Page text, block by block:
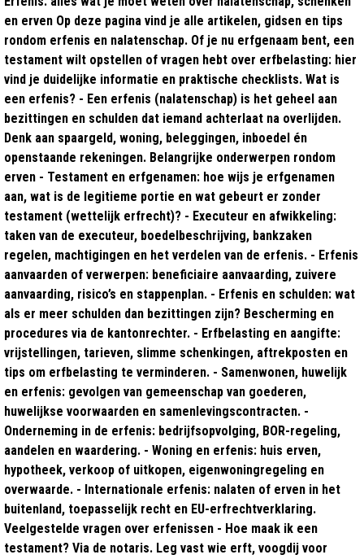
en erven Op deze pagina vind je alle artikelen, gidsen en tips
rondom erfenis en nalatenschap. Of je nu erfgenaam bent, een
testament wilt opstellen of vragen hebt over erfbelasting: hier
vind je duidelijke informatie en praktische checklists. Wat is
een erfenis? - Een erfenis (nalatenschap) is het geheel aan
bezittingen en schulden dat iemand achterlaat na overlijden.
Denk aan spaargeld, woning, beleggingen, inboedel én
openstaande rekeningen. Belangrijke onderwerpen rondom
erven - Testament en erfgenamen: hoe wijs je erfgenamen
aan, wat is de legitieme portie en wat gebeurt er zonder
testament (wettelijk erfrecht)? - Executeur en afwikkeling:
taken van de executeur, boedelbeschrijving, bankzaken
regelen, machtigingen en het verdelen van de erfenis. - Erfenis
aanvaarden of verwerpen: beneficiaire aanvaarding, zuivere
aanvaarding, risico’s en stappenplan. - Erfenis en schulden: wat
als er meer schulden dan bezittingen zijn? Bescherming en
procedures via de kantonrechter. - Erfbelasting en aangifte:
vrijstellingen, tarieven, slimme schenkingen, aftrekposten en
tips om erfbelasting te verminderen. - Samenwonen, huwelijk
en erfenis: gevolgen van gemeenschap van goederen,
huwelijkse voorwaarden en samenlevingscontracten. -
Onderneming in de erfenis: bedrijfsopvolging, BOR-regeling,
aandelen en waardering. - Woning en erfenis: huis erven,
hypotheek, verkoop of uitkopen, eigenwoningregeling en
overwaarde. - Internationale erfenis: nalaten of erven in het
buitenland, toepasselijk recht en EU-erfrechtverklaring.
Veelgestelde vragen over erfenissen - Hoe maak ik een
testament? Via de notaris. Leg vast wie erft, voogdij voor